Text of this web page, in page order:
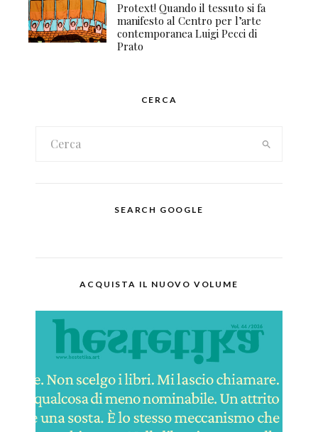
Protext! Quando il tessuto si fa
manifesto al Centro per l’arte
contemporanea Luigi Pecci di
Prato
CERCA
SEARCH GOOGLE
ACQUISTA IL NUOVO VOLUME